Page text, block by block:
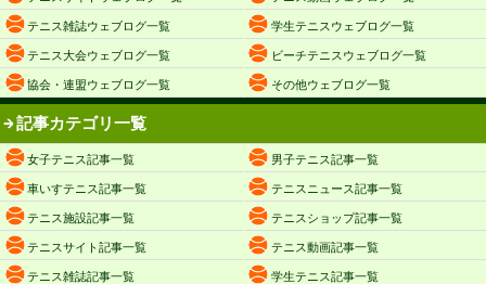
テニス雑誌ウェブログ一覧 学生テニスウェブログ一覧
テニス大会ウェブログ一覧 ビーチテニスウェブログ一覧
協会・連盟ウェブログ一覧 その他ウェブログ一覧
記事カテゴリ一覧
女子テニス記事一覧 男子テニス記事一覧
車いすテニス記事一覧 テニスニュース記事一覧
テニス施設記事一覧 テニスショップ記事一覧
テニスサイト記事一覧 テニス動画記事一覧
テニス雑誌記事一覧 学生テニス記事一覧